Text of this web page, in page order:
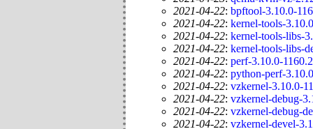
2021-04-22: bpftool-3.10.0-
2021-04-22: kernel-tools-
2021-04-22: kernel-tools-libs-
2021-04-22: kernel-tools-libs-
2021-04-22: perf-3.10.0-
2021-04-22: python-perf-
2021-04-22: vzkernel-3.10.0-
2021-04-22: vzkernel-debug-
2021-04-22: vzkernel-debug-
2021-04-22: vzkernel-devel-